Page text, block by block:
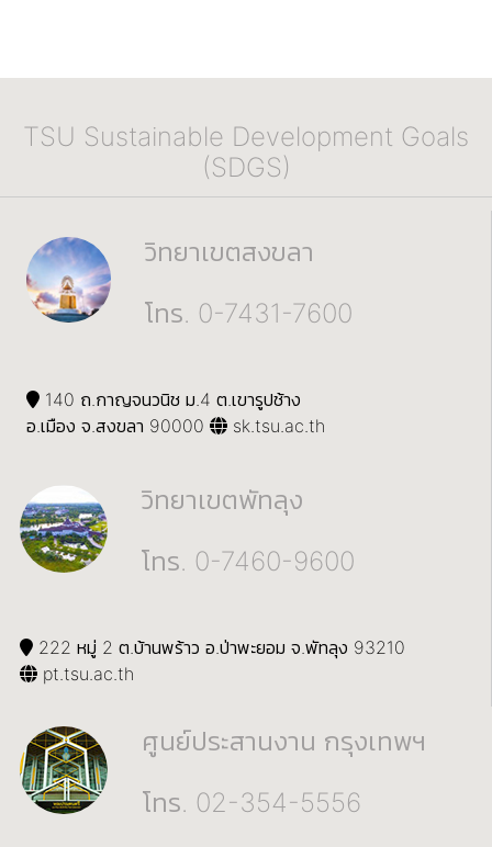
TSU Sustainable Development Goals
(SDGS)
วิทยาเขตสงขลา
โทร. 0-7431-7600
140 ถ.กาญจนวนิช ม.4 ต.เขารูปช้าง
อ.เมือง จ.สงขลา 90000
sk.tsu.ac.th
วิทยาเขตพัทลุง
โทร. 0-7460-9600
222 หมู่ 2 ต.บ้านพร้าว อ.ป่าพะยอม จ.พัทลุง 93210
pt.tsu.ac.th
ศูนย์ประสานงาน กรุงเทพฯ
โทร. 02-354-5556